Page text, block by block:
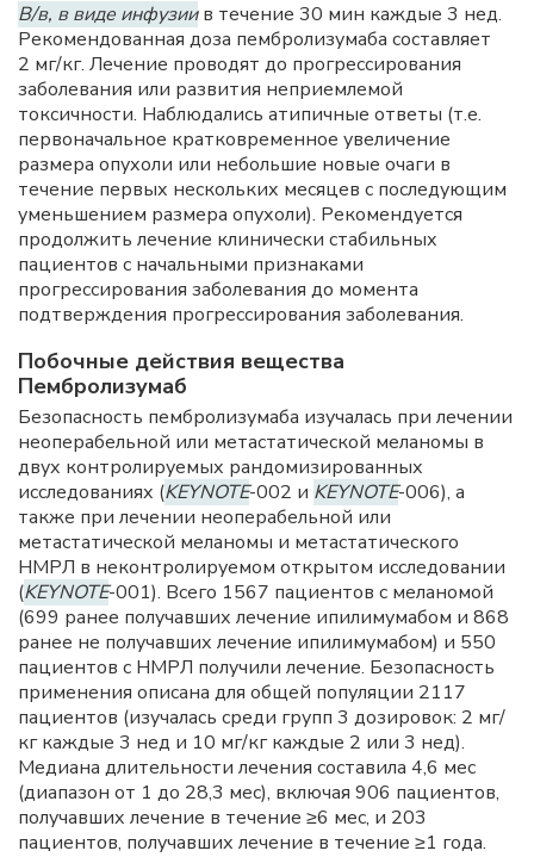
В/в, в виде инфузиив течение 30 мин каждые 3 нед.
Рекомендованная доза пембролизумаба составляет
2 мг/кг. Лечение проводят до прогрессирования
заболевания или развития неприемлемой
токсичности. Наблюдались атипичные ответы (т.е.
первоначальное кратковременное увеличение
размера опухоли или небольшие новые очаги в
течение первых нескольких месяцев с последующим
уменьшением размера опухоли). Рекомендуется
продолжить лечение клинически стабильных
пациентов с начальными признаками
прогрессирования заболевания до момента
подтверждения прогрессирования заболевания.
Побочные действия вещества
Пембролизумаб
Безопасность пембролизумаба изучалась при лечении
неоперабельной или метастатической меланомы в
двух контролируемых рандомизированных
исследованиях (KEYNOTE-002 и KEYNOTЕ-006), а
также при лечении неоперабельной или
метастатической меланомы и метастатического
НMPЛ в неконтролируемом открытом исследовании
(KEYNOTE-001). Всего 1567 пациентов с меланомой
(699 ранее получавших лечение ипилимумабом и 868
ранее не получавших лечение ипилимумабом) и 550
пациентов с HMPЛ получили лечение. Безопасность
применения описана для общей популяции 2117
пациентов (изучалась среди групп 3 дозировок: 2 мг/
кг каждые 3 нед и 10 мг/кг каждые 2 или 3 нед).
Медиана длительности лечения составила 4,6 мес
(диапазон от 1 до 28,3 мес), включая 906 пациентов,
получавших лечение в течение ≥6 мес, и 203
пациентов, получавших лечение в течение ≥1 года.